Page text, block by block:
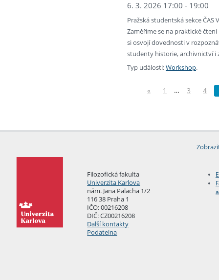
6. 3. 2026 17:00 - 19:00
Pražská studentská sekce
Zaměříme se na praktické
si osvojí dovednosti v
studenty historie, archivnictví i
Typ události:Workshop.
« 1 … 3 4
Filozofická fakulta
Univerzita Karlova
nám. Jana Palacha 1/2
116 38 Praha 1
IČO: 00216208
DIČ: CZ00216208
Další kontakty
Podatelna